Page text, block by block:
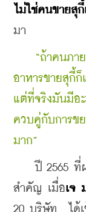
ไม่ใช่คนขายสุ
มา
“ถ้าคนภา
อาหารขายสุกี้
แต่ที่จริงมันมีอ
ควบคู่กับการข
มาก”
ปี 2565 ที่ผ่า
สำคัญ เมื่อเจ
20 บริษัท  ได้เ